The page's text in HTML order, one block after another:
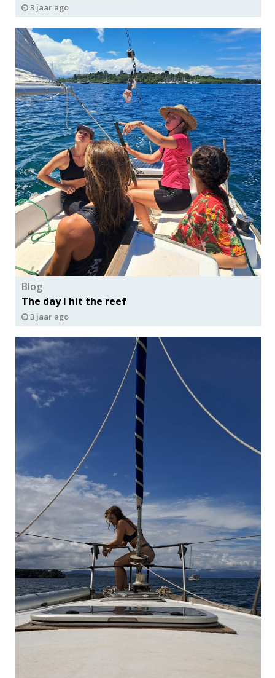
3 jaar ago
Blog
The day I hit the reef
3 jaar ago